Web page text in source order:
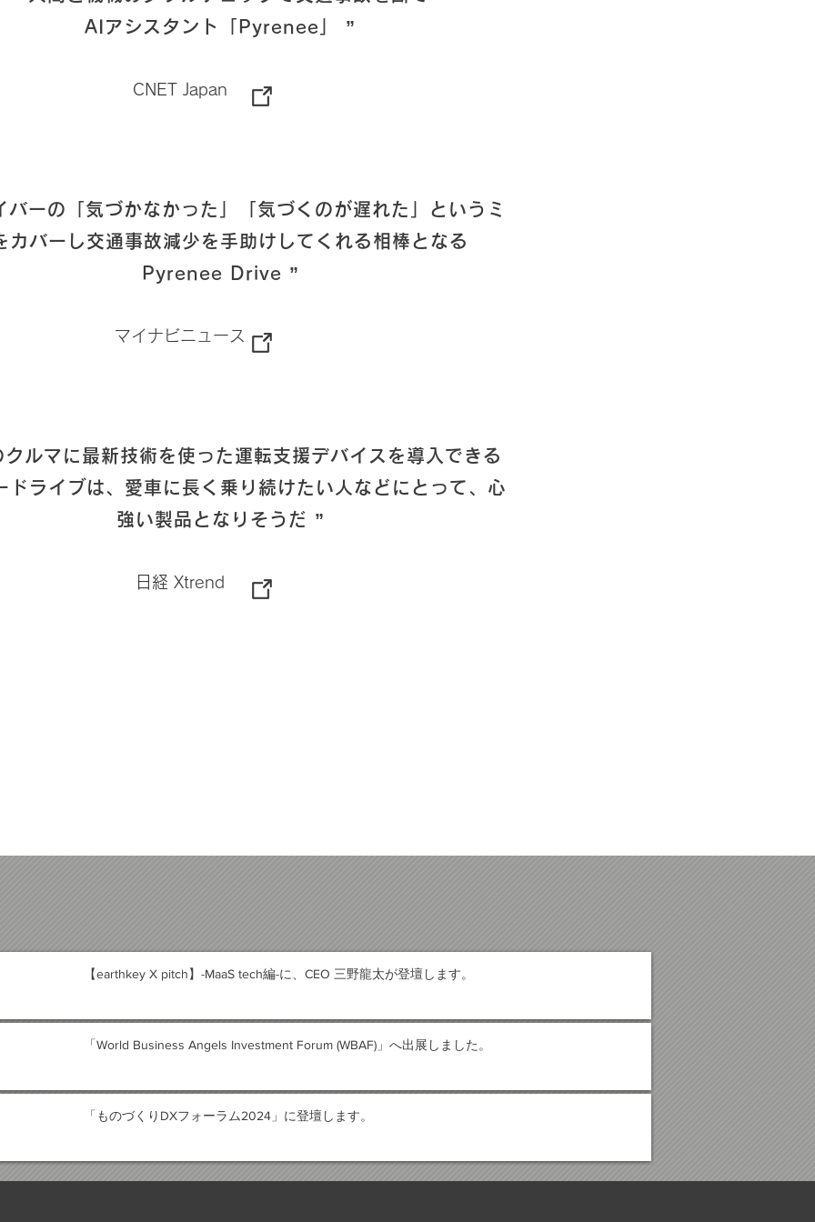
AIアシスタント「Pyrenee」 ”
CNET Japan
バーの「気づかなかった」「気づくのが遅れた」というミ
カバーし交通事故減少を手助けしてくれる相棒となる
Pyrenee Drive ”
マイナビニュース
クルマに最新技術を使った運転支援デバイスを導入できる
ドライブは、 愛車に長く乗り続けたい人など にとって、心
強い製品となりそうだ ”
日経 Xtrend
【earthkey X pitch】-MaaS tech編-に、CEO 三野龍太が登壇します。
「World Business Angels Investment Forum (WBAF)」へ出展しました。
「ものづくりDXフォーラム2024」に登壇します。